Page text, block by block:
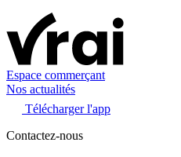
Espace commerçant
Nos actualités
Télécharger l'app
Contactez-nous